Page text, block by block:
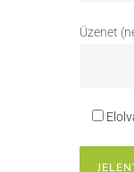
Üzenet